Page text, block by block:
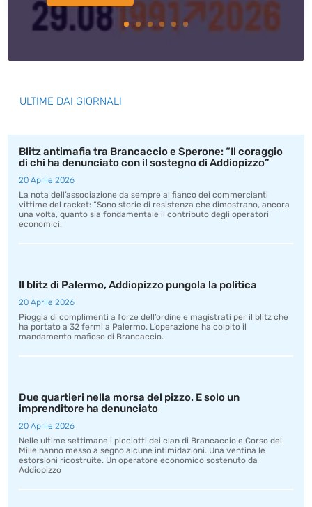
ULTIME DAI GIORNALI
Blitz antimafia tra Brancaccio e Sperone: “Il coraggio
di chi ha denunciato con il sostegno di Addiopizzo”
20 Aprile 2026
La nota dell’associazione da sempre al fianco dei commercianti
vittime del racket: “Sono storie di resistenza che dimostrano, ancora
una volta, quanto sia fondamentale il contributo degli operatori
economici.
Il blitz di Palermo, Addiopizzo pungola la politica
20 Aprile 2026
Pioggia di complimenti a forze dell’ordine e magistrati per il blitz che
ha portato a 32 fermi a Palermo. L’operazione ha colpito il
mandamento mafioso di Brancaccio.
Due quartieri nella morsa del pizzo. E solo un
imprenditore ha denunciato
20 Aprile 2026
Nelle ultime settimane i picciotti dei clan di Brancaccio e Corso dei
Mille hanno messo a segno alcune intimidazioni. Una ventina le
estorsioni ricostruite. Un operatore economico sostenuto da
Addiopizzo